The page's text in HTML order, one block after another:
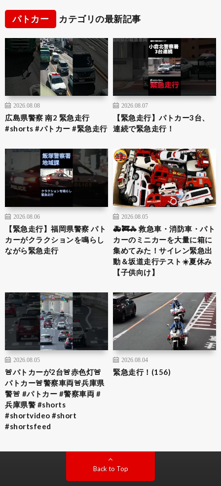
パトカー カテゴリの最新記事
2026.08.08
広島県警察 南2 緊急走行
#shorts #パトカー #緊急走行
2026.08.07
【緊急走行】パトカー3台、
連続で緊急走行！
2026.08.06
【緊急走行】福岡県警察 パト
カーがクラクションを鳴らし
ながら緊急走行
2026.08.05
🚑🚒🚓 救急車・消防車・パト
カーのミニカーを大量に箱に
集めてみた！サイレン緊急出
動＆坂道走行テスト☀️夏休み
【子供向け】
2026.08.05
🚨パトカーが2台🚨赤色灯🚨
パトカー🚨警察車両🚨兵庫県
警🚨 #パトカー #警察車両 #
兵庫県警 #shorts
#shortvideo #short
#shortsfeed
2026.08.04
緊急走行！(156)
Back to Top